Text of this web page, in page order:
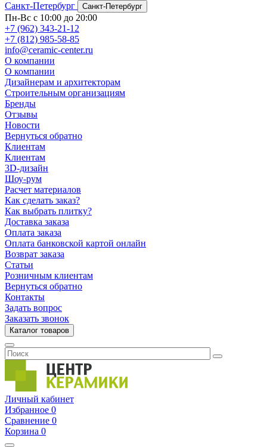
Санкт-Петербург
Санкт-Петербург
Пн-Вс с 10:00 до 20:00
+7 (962) 343-21-12
+7 (812) 985-58-85
info@ceramic-center.ru
О компании
О компании
Дизайнерам и архитекторам
Строительным организациям
Бренды
Отзывы
Новости
Вернуться обратно
Клиентам
Клиентам
3D-дизайн
Шоу-рум
Расчет материалов
Как сделать заказ?
Как выбрать плитку?
Доставка заказа
Оплата заказа
Оплата банковской картой онлайн
Возврат заказа
Статьи
Розничным клиентам
Вернуться обратно
Контакты
Задать вопрос
Заказать звонок
Каталог товаров
Личный кабинет
Избранное 0
Сравнение 0
Корзина 0